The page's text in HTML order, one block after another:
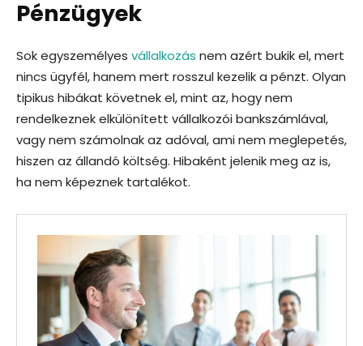
Pénzügyek
Sok egyszemélyes vállalkozás nem azért bukik el, mert
nincs ügyfél, hanem mert rosszul kezelik a pénzt. Olyan
tipikus hibákat követnek el, mint az, hogy nem
rendelkeznek elkülönített vállalkozói bankszámlával,
vagy nem számolnak az adóval, ami nem meglepetés,
hiszen az állandó költség. Hibaként jelenik meg az is,
ha nem képeznek tartalékot.